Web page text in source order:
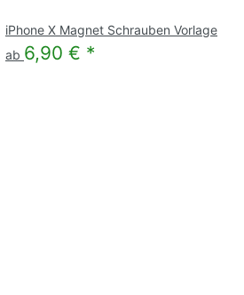
iPhone X Magnet Schrauben Vorlage
ab 6,90 € *